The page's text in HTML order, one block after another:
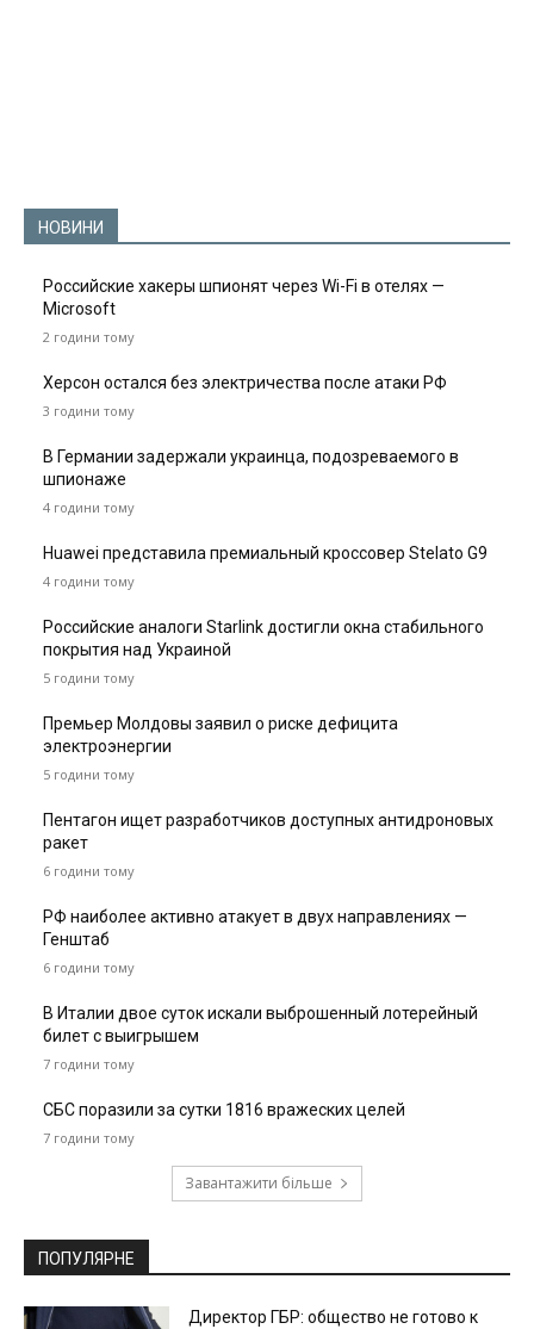
НОВИНИ
Российские хакеры шпионят через Wi-Fi в отелях —
Microsoft
2 години тому
Херсон остался без электричества после атаки РФ
3 години тому
В Германии задержали украинца, подозреваемого в
шпионаже
4 години тому
Huawei представила премиальный кроссовер Stelato G9
4 години тому
Российские аналоги Starlink достигли окна стабильного
покрытия над Украиной
5 години тому
Премьер Молдовы заявил о риске дефицита
электроэнергии
5 години тому
Пентагон ищет разработчиков доступных антидроновых
ракет
6 години тому
РФ наиболее активно атакует в двух направлениях —
Генштаб
6 години тому
В Италии двое суток искали выброшенный лотерейный
билет с выигрышем
7 години тому
СБС поразили за сутки 1816 вражеских целей
7 години тому
Завантажити більше
ПОПУЛЯРНЕ
Директор ГБР: общество не готово к